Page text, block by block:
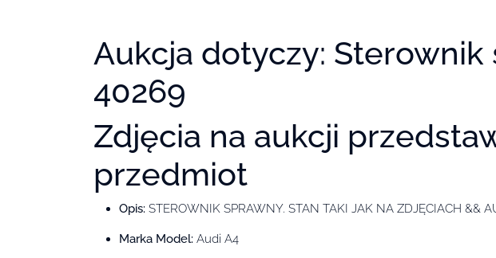
Aukcja dotyczy:
40269
Zdjęcia na aukcji
przedmiot
Opis: STEROWNIK SPRAWNY. STAN TAKI JAK NA ZDJĘCIACH &&
Marka Model: Audi A4